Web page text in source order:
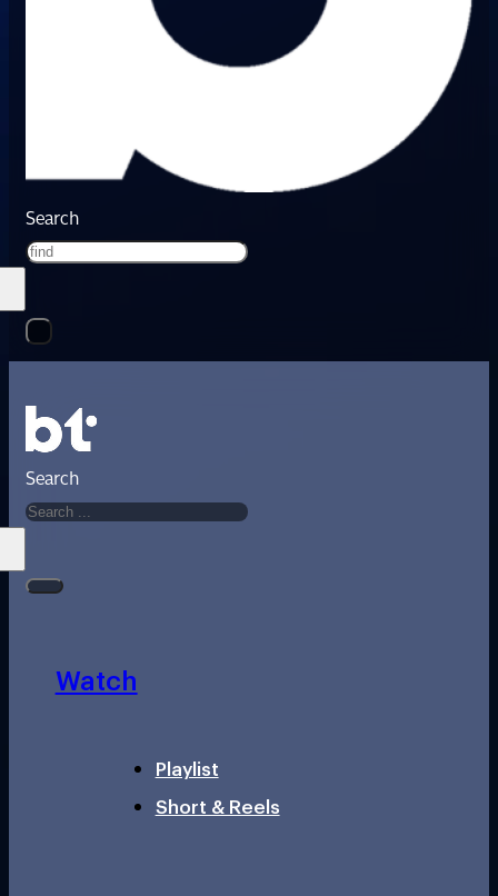
Search
Search
Watch
Playlist
Short & Reels